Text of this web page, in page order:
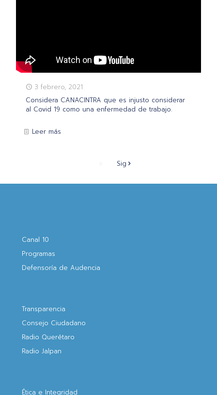
3 febrero, 2021
Considera CANACINTRA que es injusto considerar
al Covid 19 como una enfermedad de trabajo.
Leer más
Sig
Canal 10
Programas
Defensoría de Audencia
Transparencia
Consejo Ciudadano
Radio Querétaro
Radio Jalpan
Ética e Integridad